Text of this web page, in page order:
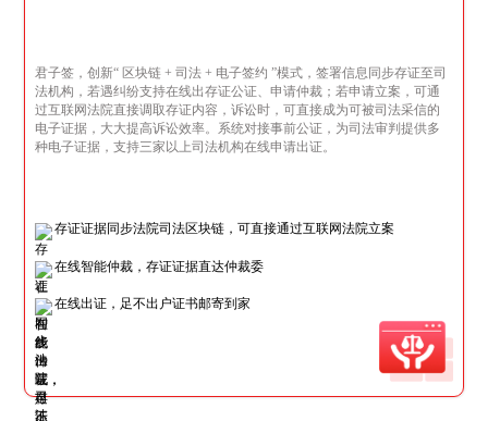
君子签，创新“ 区块链 + 司法 + 电子签约 ”模式，签署信息同步存证至司
法机构，若遇纠纷支持在线出存证公证、申请仲裁；若申请立案，可通
过互联网法院直接调取存证内容，诉讼时，可直接成为可被司法采信的
电子证据，大大提高诉讼效率。系统对接事前公证，为司法审判提供多
种电子证据，支持三家以上司法机构在线申请出证。
存证证据同步法院司法区块链，可直接通过互联网法院立案
在线智能仲裁，存证证据直达仲裁委
在线出证，足不出户证书邮寄到家